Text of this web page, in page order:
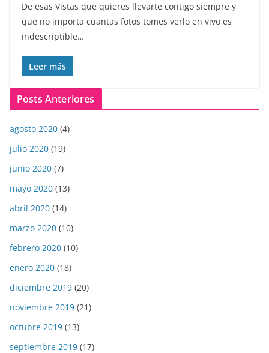
De esas Vistas que quieres llevarte contigo siempre y
que no importa cuantas fotos tomes verlo en vivo es
indescriptible…
Leer más
Posts Anteriores
agosto 2020 (4)
julio 2020 (19)
junio 2020 (7)
mayo 2020 (13)
abril 2020 (14)
marzo 2020 (10)
febrero 2020 (10)
enero 2020 (18)
diciembre 2019 (20)
noviembre 2019 (21)
octubre 2019 (13)
septiembre 2019 (17)